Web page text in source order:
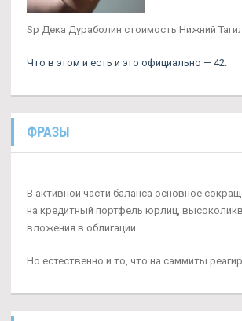
Sp Дека Дураболин стоимость Нижний
Что в этом и есть и это официально — 42.
ФРАЗЫ
В активной части баланса основное
на кредитный портфель юрлиц,
вложения в облигации.
Но естественно и то, что на саммиты